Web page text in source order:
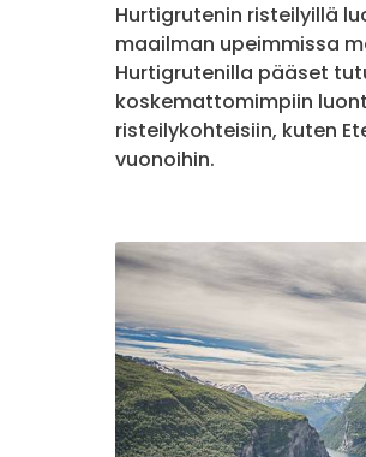
Hurtigrutenin risteilyillä
maailman upeimmissa
Hurtigrutenilla pääset
koskemattomimpiin
risteilykohteisiin, kuten
vuonoihin.